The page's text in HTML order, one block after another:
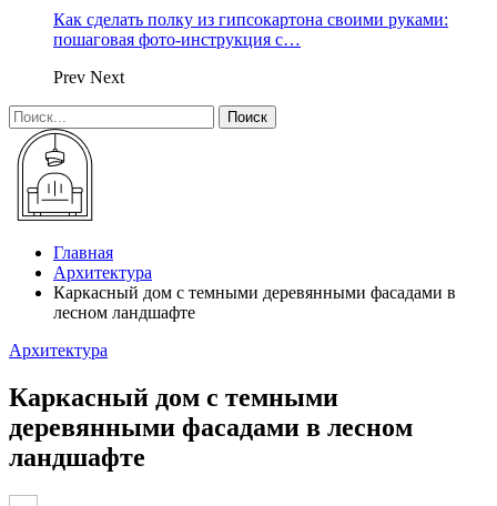
Как сделать полку из гипсокартона своими руками:
пошаговая фото-инструкция с…
Prev Next
Главная
Архитектура
Каркасный дом с темными деревянными фасадами в
лесном ландшафте
Архитектура
Каркасный дом с темными
деревянными фасадами в лесном
ландшафте